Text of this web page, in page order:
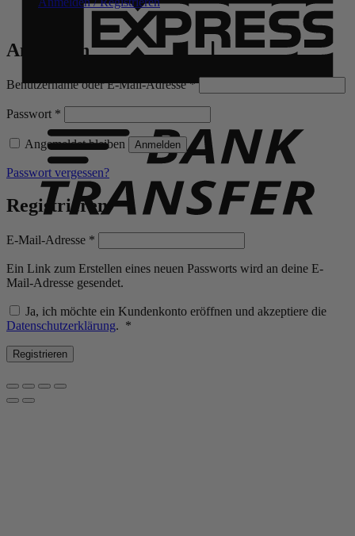
Anmelden
Benutzername oder E-Mail-Adresse*Erforderlich
Passwort *
Angemeldet bleiben Anmelden
Passwort vergessen?
Registrieren
E-Mail-Adresse *
Ein Link zum Erstellen eines neuen Passworts wird an deine E-
Mail-Adresse gesendet.
Ja, ich möchte ein Kundenkonto eröffnen und akzeptiere die
Datenschutzerklärung. *
Registrieren